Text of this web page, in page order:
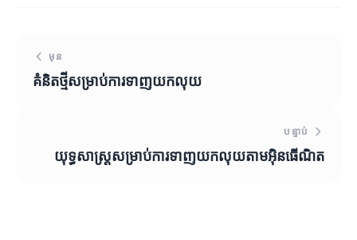
មុន
គំនិតថ្មីសម្រាប់ការទាញយកលុយ
បន្ទាប់
យុទ្ធសាស្ត្រសម្រាប់ការទាញយកលុយតាមអ៊ិនធើណិត